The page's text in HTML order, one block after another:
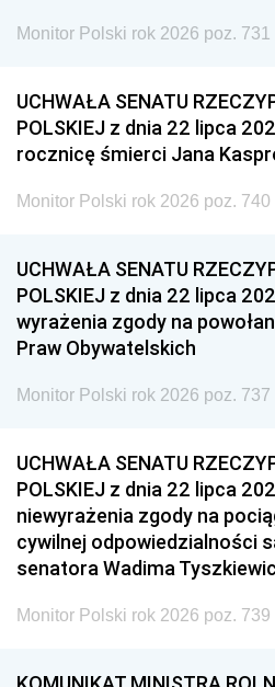
Monitor Polski rok 2026 poz. 731
UCHWAŁA SENATU
POLSKIEJ z dnia 22 lipca
rocznicę śmierci Jana
Monitor Polski rok 2026 poz. 740
UCHWAŁA SENATU
POLSKIEJ z dnia 22 lipca
wyrażenia zgody na
Praw Obywatelskich
Monitor Polski rok 2026 poz. 737
UCHWAŁA SENATU
POLSKIEJ z dnia 22 lipca
niewyrażenia zgody na
cywilnej odpowiedzialności
senatora Wadima
Monitor Polski rok 2026 poz. 739